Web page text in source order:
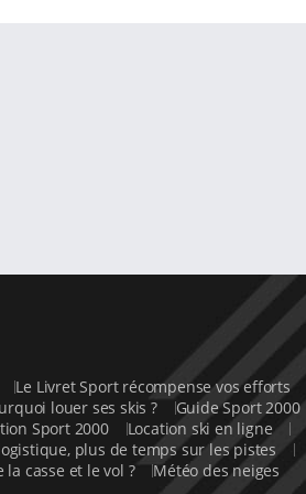
Le Livret Sport récompense vos efforts
louer ses skis ?
Guide Sport 2000
Sport 2000
Location ski en ligne
plus de temps sur les pistes
la casse et le vol ?
Météo des neiges